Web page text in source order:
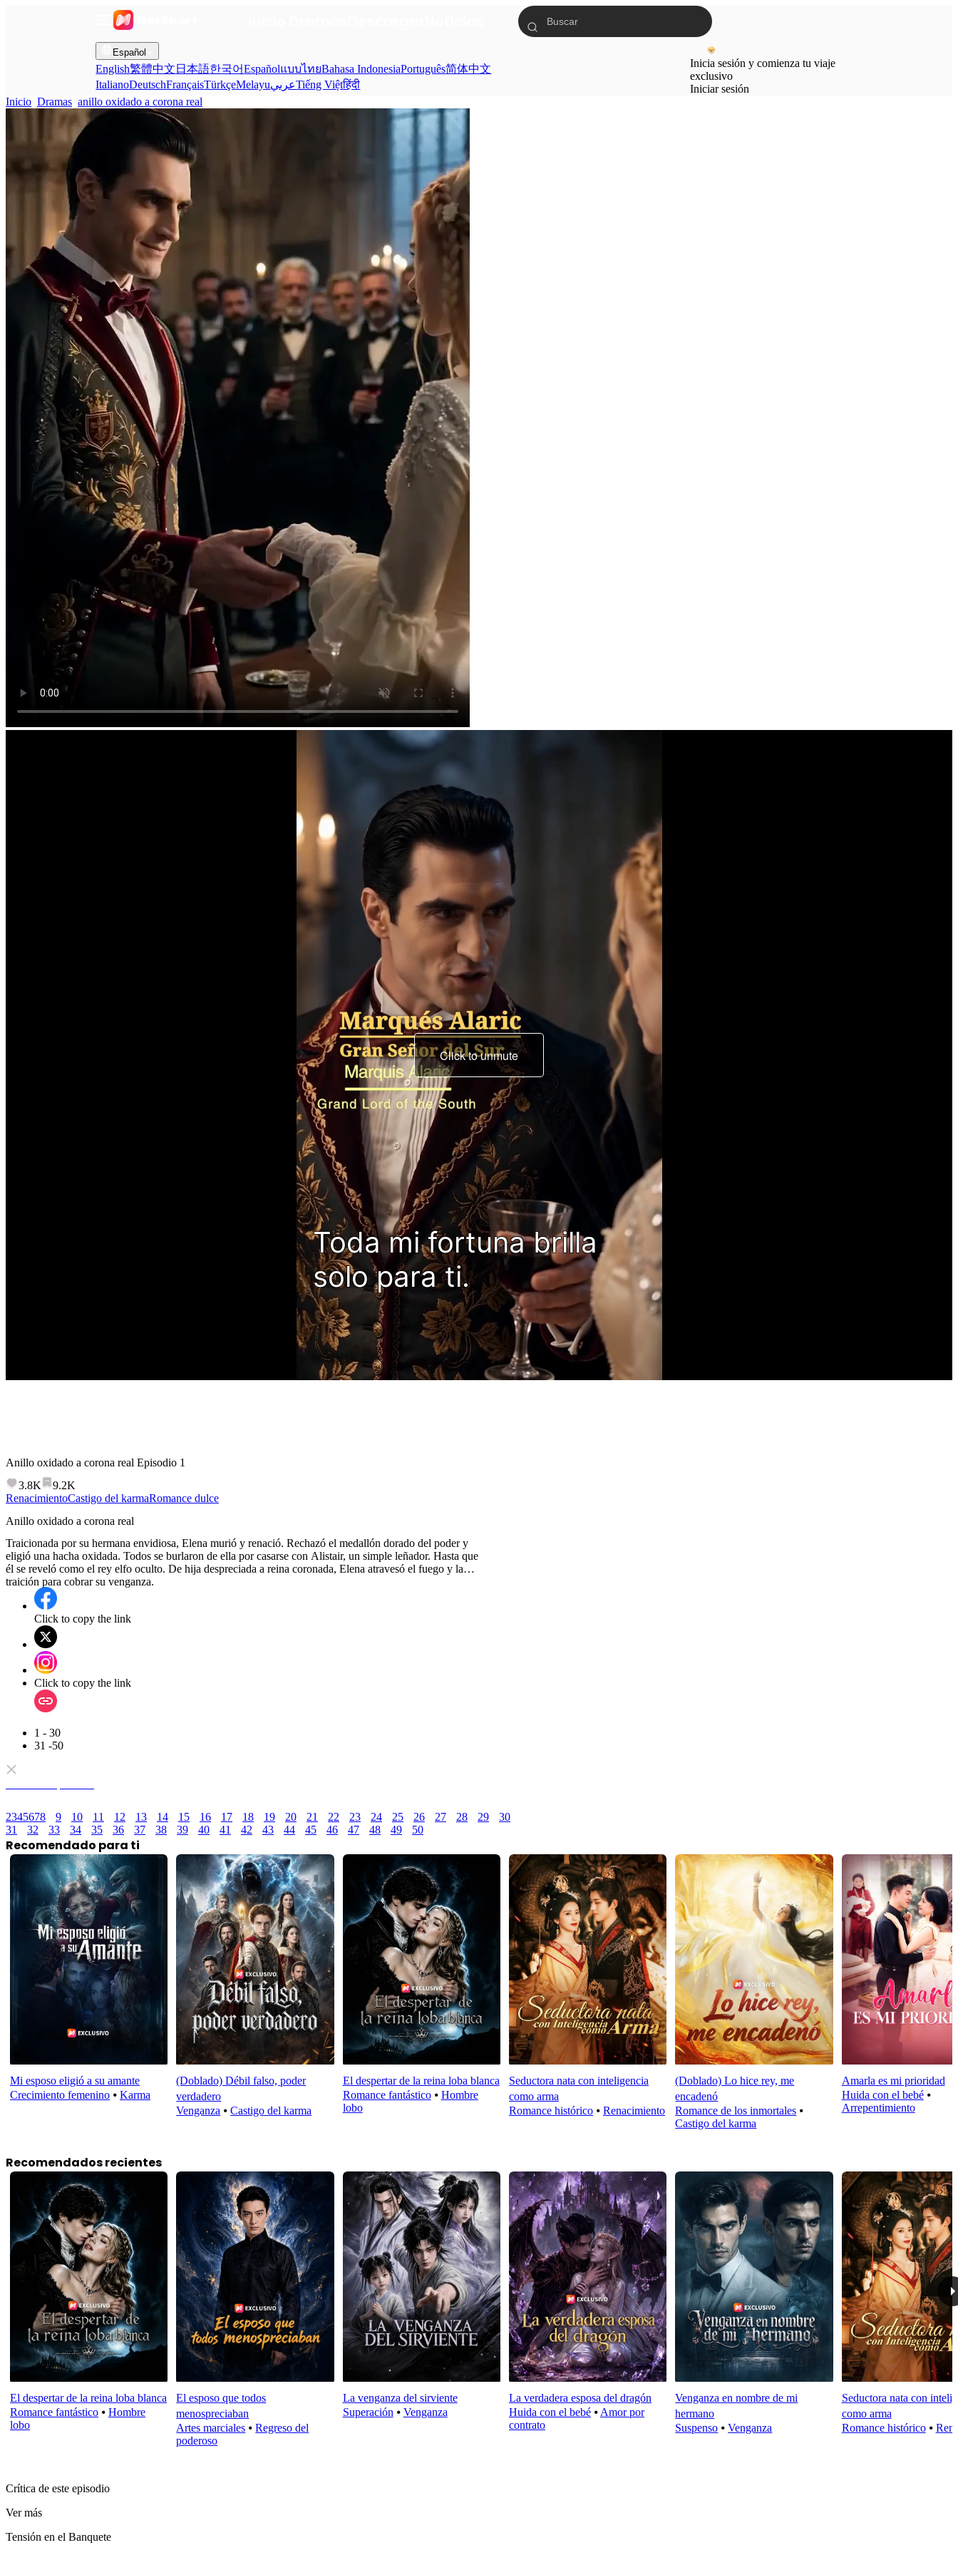
Español
English繁體中文 日本語한국어EspañolแบบไทยBahasa IndonesiaPortuguês简体中文
ItalianoDeutschFrançaisTürkçeMelayuعربيTiếng Việtहिंदी
Inicia sesión y comienza tu viaje
exclusivo
Iniciar sesión
Inicio Dramas anillo oxidado a corona real
Click to unmute
Pero yo conocía el
control asfixiante
Anillo oxidado a corona real Episodio 1
3.8K
9.2K
RenacimientoCastigo del karmaRomance dulce
Anillo oxidado a corona real
Traicionada por su hermana envidiosa, Elena murió y renació. Rechazó el medallón dorado del poder y
eligió una hacha oxidada. Todos se burlaron de ella por casarse con Alistair, un simple leñador. Hasta que
él se reveló como el rey elfo oculto. De hija despreciada a reina coronada, Elena atravesó el fuego y la
traición para cobrar su venganza.
Click to copy the link
Click to copy the link
1 - 30
31 -50
2345678 9 10 11 12 13 14 15 16 17 18 19 20 21 22 23 24 25 26 27 28 29
30
31
32 33 34 35 36 37 38 39 40 41 42 43 44 45 46 47 48 49 50
Recomendado para ti
Mi esposo eligió a su amante
Crecimiento femenino ⦁ Karma
(Doblado) Débil falso, poder
verdadero
Venganza ⦁Castigo del karma
El despertar de la reina loba blanca
Romance fantástico⦁ Hombre
lobo
Seductora nata con inteligencia
como arma
Romance histórico⦁ Renacimiento
(Doblado) Lo hice rey, me
encadenó
Romance de los inmortales ⦁
Castigo del karma
Amarla es mi prioridad
Huida con el bebé⦁
Arrepentimiento
Recomendados recientes
El despertar de la reina loba blanca
Romance fantástico ⦁ Hombre
lobo
El esposo que todos
menospreciaban
Artes marciales ⦁Regreso del
poderoso
La venganza del sirviente
Superación ⦁ Venganza
La verdadera esposa del dragón
Huida con el bebé⦁ Amor por
contrato
Venganza en nombre de mi
hermano
Suspenso ⦁Venganza
Seductora nata con
como arma
Romance histórico⦁
Crítica de este episodio
Ver más
Tensión en el Banquete